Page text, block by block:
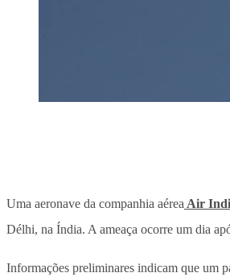
Uma aeronave da companhia aérea Air
Délhi, na Índia. A ameaça ocorre um dia
Informações preliminares indicam que um